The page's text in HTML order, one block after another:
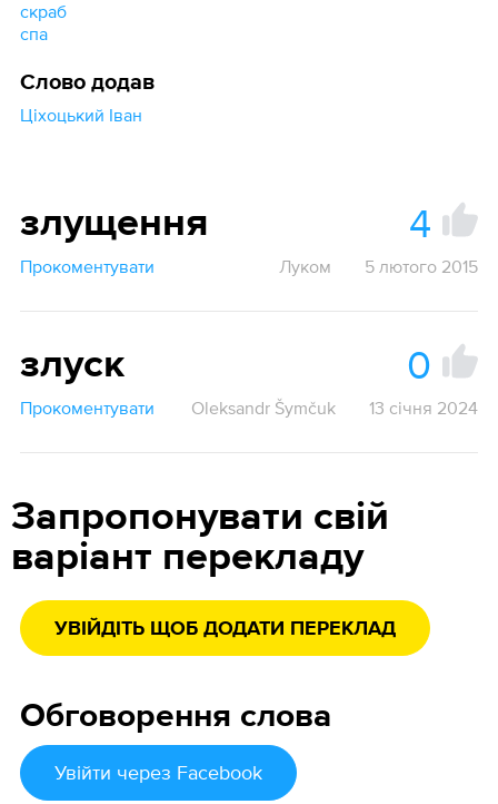
скраб
спа
Слово додав
Ціхоцький Іван
злущення 4
Прокоментувати Луком 5 лютого 2015
злуск 0
Прокоментувати Oleksandr Šymčuk 13 січня 2024
Запропонувати свій
варіант перекладу
УВІЙДІТЬ ЩОБ ДОДАТИ ПЕРЕКЛАД
Обговорення слова
Увійти через Facebook